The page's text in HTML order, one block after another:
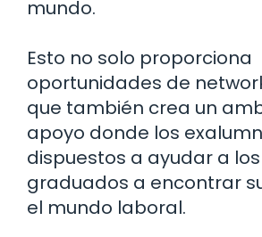
mundo.
Esto no solo proporciona
oportunidades de
que también crea un
apoyo donde los
dispuestos a ayudar a
graduados a encontrar
el mundo laboral.